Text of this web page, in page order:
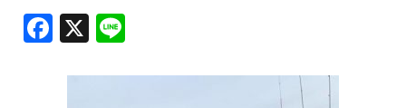
F
a
c
X
e